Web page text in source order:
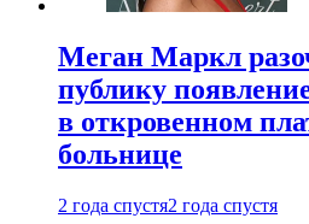
Меган Маркл
публику
в откровенном
больнице
2 года спустя2 года спустя